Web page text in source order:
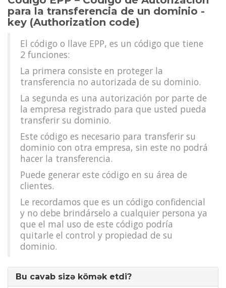
para la transferencia de un dominio -
key (Authorization code)
El código o llave EPP, es un código que tiene
2 funciones:
La primera consiste en proteger la
transferencia no autorizada de su dominio.
La segunda es una autorización por parte de
la empresa registrado para que usted pueda
transferir su dominio.
Este código es necesario para transferir su
dominio con otra empresa, sin este no podrá
hacer la transferencia.
Puede generar este código en su área de
clientes.
Le recordamos que es un código confidencial
y no debe brindárselo a cualquier persona ya
que el mal uso de este código podría
quitarle el control y propiedad de su
dominio.
Bu cavab sizə kömək etdi?